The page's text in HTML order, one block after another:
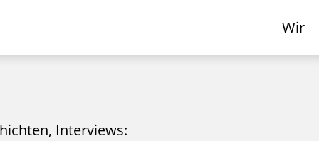
Wir
Interviews: